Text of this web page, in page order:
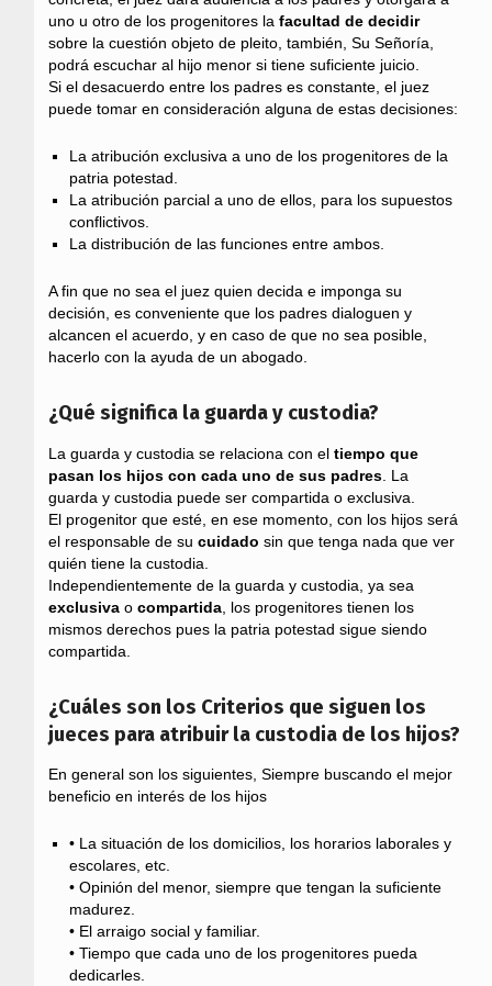
uno u otro de los progenitores la facultad de decidir
sobre la cuestión objeto de pleito, también, Su Señoría,
podrá escuchar al hijo menor si tiene suficiente juicio.
Si el desacuerdo entre los padres es constante, el juez
puede tomar en consideración alguna de estas decisiones:
La atribución exclusiva a uno de los progenitores de la
patria potestad.
La atribución parcial a uno de ellos, para los supuestos
conflictivos.
La distribución de las funciones entre ambos.
A fin que no sea el juez quien decida e imponga su
decisión, es conveniente que los padres dialoguen y
alcancen el acuerdo, y en caso de que no sea posible,
hacerlo con la ayuda de un abogado.
¿Qué significa la guarda y custodia?
La guarda y custodia se relaciona con el tiempo que
pasan los hijos con cada uno de sus padres. La
guarda y custodia puede ser compartida o exclusiva.
El progenitor que esté, en ese momento, con los hijos será
el responsable de su cuidado sin que tenga nada que ver
quién tiene la custodia.
Independientemente de la guarda y custodia, ya sea
exclusivao compartida, los progenitores tienen los
mismos derechos pues la patria potestad sigue siendo
compartida.
¿Cuáles son los Criterios que siguen los
jueces para atribuir la custodia de los hijos?
En general son los siguientes, Siempre buscando el mejor
beneficio en interés de los hijos
• La situación de los domicilios, los horarios laborales y
escolares, etc.
• Opinión del menor, siempre que tengan la suficiente
madurez.
• El arraigo social y familiar.
• Tiempo que cada uno de los progenitores pueda
dedicarles.